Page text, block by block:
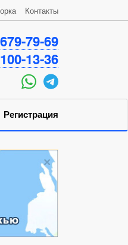
79-69
13-36
Контакты
Регистрация
×